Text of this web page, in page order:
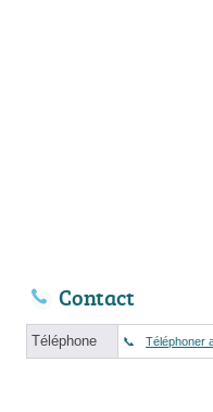
Contact
Téléphone Téléphoner